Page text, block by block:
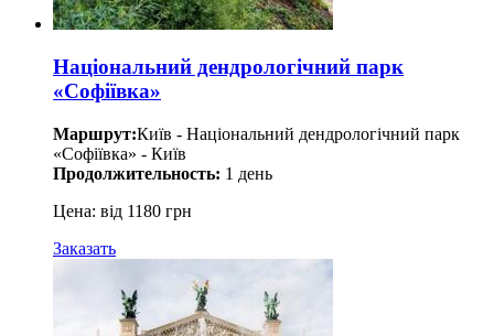
Національний дендрологічний парк
«Софіївка»
Маршрут:Київ - Національний дендрологічний парк
«Софіївка» - Київ
Продолжительность: 1 день
Цена: від 1180 грн
Заказать